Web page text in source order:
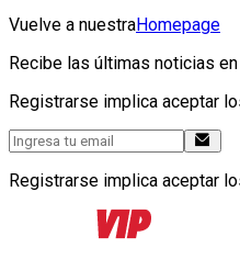
Vuelve a nuestraHomepage
Recibe las últimas noticias
Registrarse implica aceptar
Registrarse implica aceptar